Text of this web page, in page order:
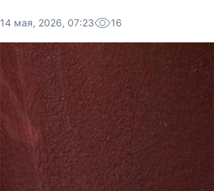
14 мая, 2026, 07:23 16